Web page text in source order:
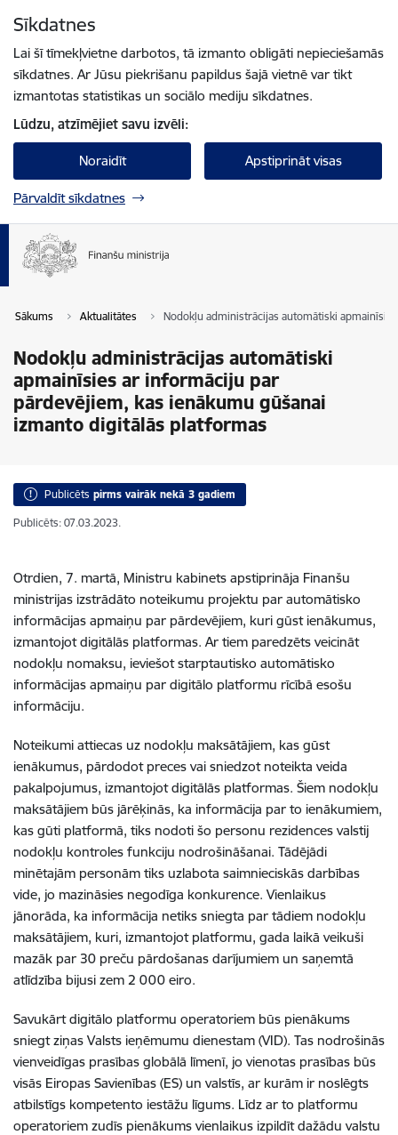
Sīkdatnes
Lai šī tīmekļvietne darbotos, tā izmanto obligāti nepieciešamās
sīkdatnes. Ar Jūsu piekrišanu papildus šajā vietnē var tikt
izmantotas statistikas un sociālo mediju sīkdatnes.
Lūdzu, atzīmējiet savu izvēli:
Noraidīt Apstiprināt visas
Pārvaldīt sīkdatnes
Sākums Aktualitātes Nodokļu administrācijas automātiski
Nodokļu administrācijas automātiski
apmainīsies ar informāciju par
pārdevējiem, kas ienākumu gūšanai
izmanto digitālās platformas
Publicēts pirms vairāk nekā 3 gadiem
Publicēts: 07.03.2023.
Otrdien, 7. martā, Ministru kabinets apstiprināja Finanšu
ministrijas izstrādāto noteikumu projektu par automātisko
informācijas apmaiņu par pārdevējiem, kuri gūst ienākumus,
izmantojot digitālās platformas. Ar tiem paredzēts veicināt
nodokļu nomaksu, ieviešot starptautisko automātisko
informācijas apmaiņu par digitālo platformu rīcībā esošu
informāciju.
Noteikumi attiecas uz nodokļu maksātājiem, kas gūst
ienākumus, pārdodot preces vai sniedzot noteikta veida
pakalpojumus, izmantojot digitālās platformas. Šiem nodokļu
maksātājiem būs jārēķinās, ka informācija par to ienākumiem,
kas gūti platformā, tiks nodoti šo personu rezidences valstij
nodokļu kontroles funkciju nodrošināšanai. Tādējādi
minētajām personām tiks uzlabota saimnieciskās darbības
vide, jo mazināsies negodīga konkurence. Vienlaikus
jānorāda, ka informācija netiks sniegta par tādiem nodokļu
maksātājiem, kuri, izmantojot platformu, gada laikā veikuši
mazāk par 30 preču pārdošanas darījumiem un saņemtā
atlīdzība bijusi zem 2 000 eiro.
Savukārt digitālo platformu operatoriem būs pienākums
sniegt ziņas Valsts ieņēmumu dienestam (VID). Tas nodrošinās
vienveidīgas prasības globālā līmenī, jo vienotas prasības būs
visās Eiropas Savienības (ES) un valstīs, ar kurām ir noslēgts
atbilstīgs kompetento iestāžu līgums. Līdz ar to platformu
operatoriem zudīs pienākums vienlaikus izpildīt dažādu valstu